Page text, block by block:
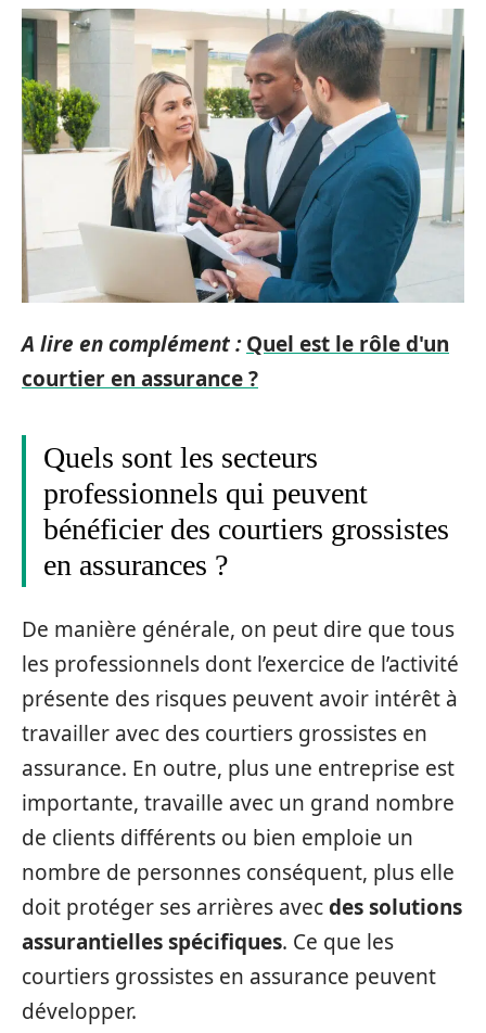
A lire en complément : Quel est le rôle d'un
courtier en assurance ?
Quels sont les secteurs
professionnels qui peuvent
bénéficier des courtiers grossistes
en assurances ?
De manière générale, on peut dire que tous
les professionnels dont l’exercice de l’activité
présente des risques peuvent avoir intérêt à
travailler avec des courtiers grossistes en
assurance. En outre, plus une entreprise est
importante, travaille avec un grand nombre
de clients différents ou bien emploie un
nombre de personnes conséquent, plus elle
doit protéger ses arrières avecdes solutions
assurantielles spécifiques. Ce que les
courtiers grossistes en assurance peuvent
développer.